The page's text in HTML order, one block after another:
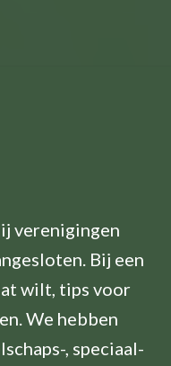
verenigingen
Bij een
wilt, tips voor
We hebben
, speciaal-